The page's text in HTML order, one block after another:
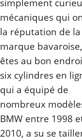
simplement
mécaniques qui
la réputation de la
marque
êtes au bon
six cylindres en
qui a équipé de
nombreux
BMW entre 1998
2010, a su se